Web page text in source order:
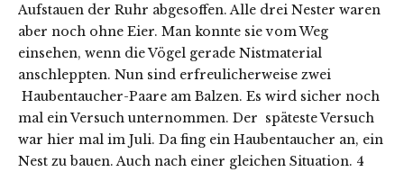
Aufstauen der Ruhr abgesoffen. Alle drei Nester waren
aber noch ohne Eier. Man konnte sie vom Weg
einsehen, wenn die Vögel gerade Nistmaterial
anschleppten. Nun sind erfreulicherweise zwei
Haubentaucher-Paare am Balzen. Es wird sicher noch
mal ein Versuch unternommen. Der späteste Versuch
war hier mal im Juli. Da fing ein Haubentaucher an, ein
Nest zu bauen. Auch nach einer gleichen Situation. 4